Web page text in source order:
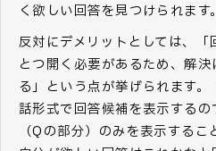
く欲しい回答を見つけられます。
反対にデメリットとしては、
とつ開く必要があるため、解
る」という点が挙げられます
話形式で回答候補を表示する
（Qの部分）のみを表示するこ